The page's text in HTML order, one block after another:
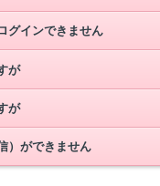
グインできません
が
が
）ができません